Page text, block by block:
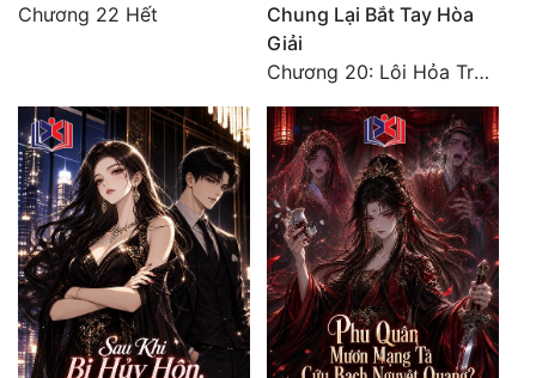
Chương 22 Hết
Chung Lại Bắt Tay Hòa
Giải
Chương 20: Lôi Hỏa Trường Minh (Hết)